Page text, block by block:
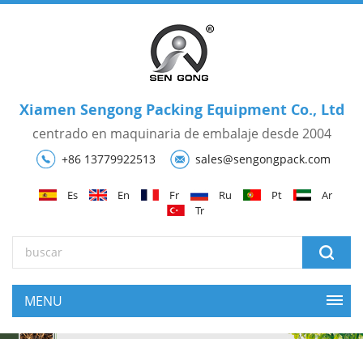
Xiamen Sengong Packing Equipment Co., Ltd
centrado en maquinaria de embalaje desde 2004
+86 13779922513 sales@sengongpack.com
Es En Fr Ru Pt
Ar
Tr